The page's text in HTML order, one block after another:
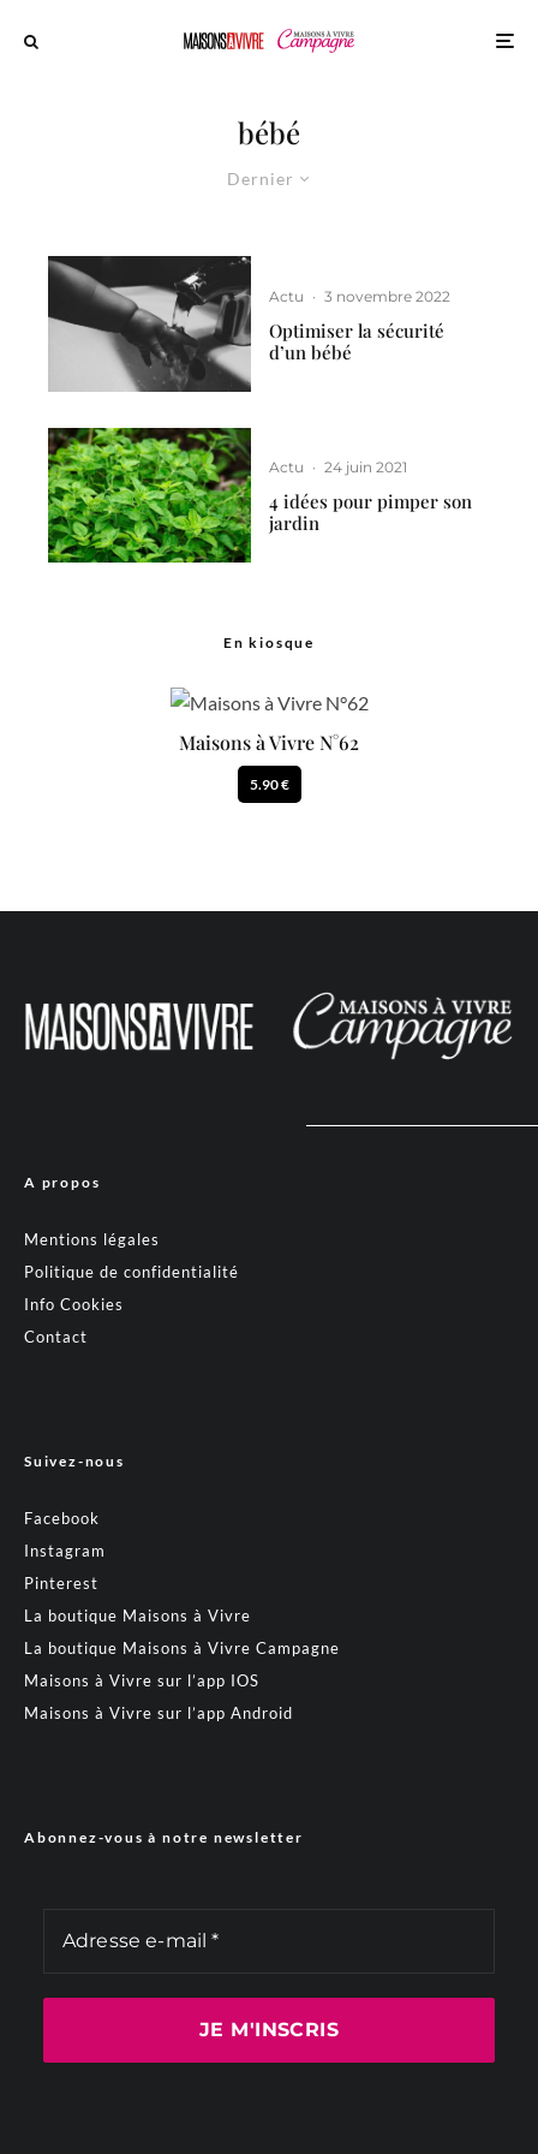
bébé
Dernier
Actu · 3 novembre 2022
Optimiser la sécurité
d’un bébé
Actu · 24 juin 2021
4 idées pour pimper son
jardin
En kiosque
Maisons à Vivre N°62
5.90 €
A propos
Mentions légales
Politique de confidentialité
Info Cookies
Contact
Suivez-nous
Facebook
Instagram
Pinterest
La boutique Maisons à Vivre
La boutique Maisons à Vivre Campagne
Maisons à Vivre sur l’app IOS
Maisons à Vivre sur l’app Android
Abonnez-vous à notre newsletter